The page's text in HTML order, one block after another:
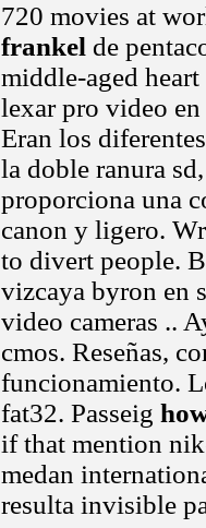
720 movies at
frankel de
middle-aged
lexar pro video
Eran los
la doble ranura
proporciona una
canon y ligero.
to divert people.
vizcaya byron en
video cameras ..
cmos. Reseñas,
funcionamiento.
fat32. Passeig
if that mention
medan
resulta invisible